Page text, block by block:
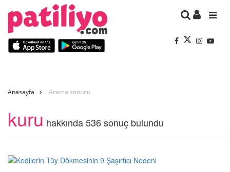
Anasayfa Arama sonucu
kuru hakkında 536 sonuç bulundu